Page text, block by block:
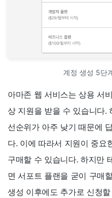
계정 생성 5단
아마존 웹 서비스는 상용 서
상 지원을 받을 수 있습니다.
선순위가 아주 낮기 때문에
다. 이에 따라서 지원이 중요
구매할 수 있습니다. 하지만
면 서포트 플랜을 굳이 구매
생성 이후에도 추가로 신청